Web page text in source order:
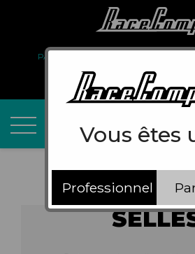
PARTENARIAT
COMPTE PRO
Vous êtes
Professionnel